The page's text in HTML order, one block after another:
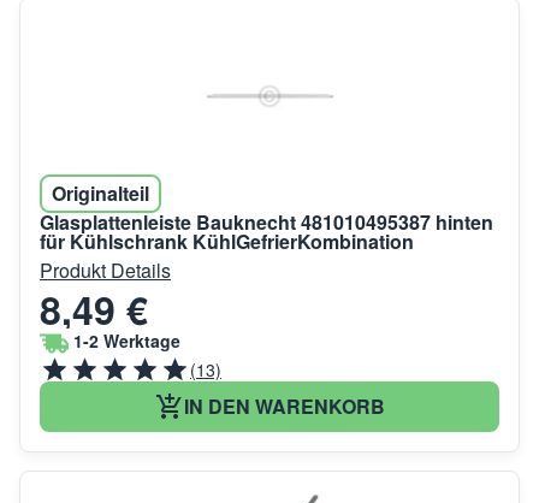
Originalteil
Glasplattenleiste Bauknecht 481010495387 hinten
für Kühlschrank KühlGefrierKombination
Produkt Details
8,49 €
1-2 Werktage
(13)
IN DEN WARENKORB